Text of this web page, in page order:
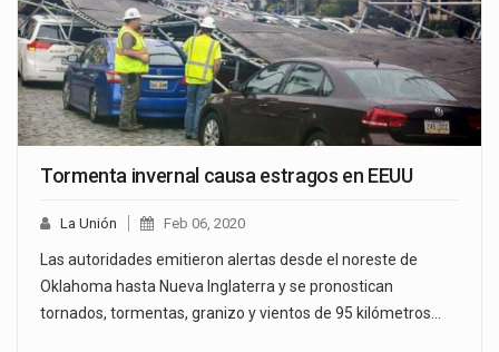
Tormenta invernal causa estragos en EEUU
La Unión Feb 06, 2020
Las autoridades emitieron alertas desde el noreste de
Oklahoma hasta Nueva Inglaterra y se pronostican
tornados, tormentas, granizo y vientos de 95 kilómetros…